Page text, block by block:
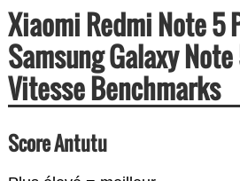
Xiaomi Redmi Note 5
Samsung Galaxy
Vitesse Benchmarks
Score Antutu